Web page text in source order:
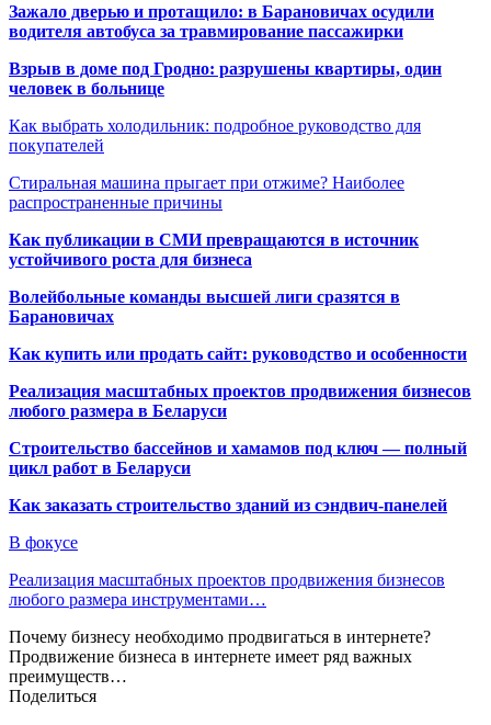
Зажало дверью и протащило: в Барановичах осудили
водителя автобуса за травмирование пассажирки
Взрыв в доме под Гродно: разрушены квартиры, один
человек в больнице
Как выбрать холодильник: подробное руководство для
покупателей
Стиральная машина прыгает при отжиме? Наиболее
распространенные причины
Как публикации в СМИ превращаются в источник
устойчивого роста для бизнеса
Волейбольные команды высшей лиги сразятся в
Барановичах
Как купить или продать сайт: руководство и особенности
Реализация масштабных проектов продвижения бизнесов
любого размера в Беларуси
Строительство бассейнов и хамамов под ключ — полный
цикл работ в Беларуси
Как заказать строительство зданий из сэндвич-панелей
В фокусе
Реализация масштабных проектов продвижения бизнесов
любого размера инструментами…
Почему бизнесу необходимо продвигаться в интернете?
Продвижение бизнеса в интернете имеет ряд важных
преимуществ…
Поделиться